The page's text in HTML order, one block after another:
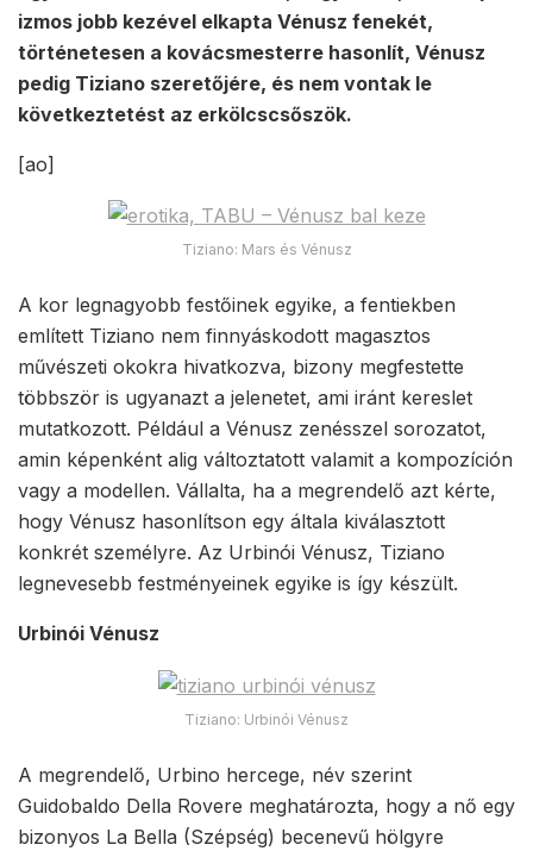
izmos jobb kezével elkapta Vénusz fenekét,
történetesen a kovácsmesterre hasonlít, Vénusz
pedig Tiziano szeretőjére, és nem vontak le
következtetést az erkölcscsőszök.
[ao]
Tiziano: Mars és Vénusz
A kor legnagyobb festőinek egyike, a fentiekben
említett Tiziano nem finnyáskodott magasztos
művészeti okokra hivatkozva, bizony megfestette
többször is ugyanazt a jelenetet, ami iránt kereslet
mutatkozott. Például a Vénusz zenésszel sorozatot,
amin képenként alig változtatott valamit a kompozíción
vagy a modellen. Vállalta, ha a megrendelő azt kérte,
hogy Vénusz hasonlítson egy általa kiválasztott
konkrét személyre. Az Urbinói Vénusz, Tiziano
legnevesebb festményeinek egyike is így készült.
Urbinói Vénusz
Tiziano: Urbinói Vénusz
A megrendelő, Urbino hercege, név szerint
Guidobaldo Della Rovere meghatározta, hogy a nő egy
bizonyos La Bella (Szépség) becenevű hölgyre